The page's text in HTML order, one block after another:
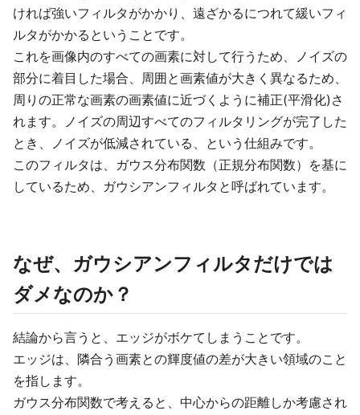
ければ強いフィルタがかかり、遠ざかるにつれて緩いフィ
ルタがかかるということです。
これを画像内のすべての画素に対して行うため、ノイズの
部分に着目した場合、周囲と画素値が大きく異なるため、
周りの正常な画素の画素値に近づくように補正(平滑化)さ
れます。ノイズの周辺すべてのフィルタリングが完了した
とき、ノイズが低減されている、という仕組みです。
このフィルタは、ガウス分布関数（正規分布関数）を基に
しているため、ガウシアンフィルタと呼ばれています。
なぜ、ガウシアンフィルタだけでは
ダメなのか？
結論から言うと、エッジがボケてしまうことです。
エッジは、隣合う画素との輝度値の差が大きい領域のこと
を指します。
ガウス分布関数で考えると、中心からの距離しか考慮され